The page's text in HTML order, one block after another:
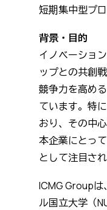
短期集中型プ
背景・目的
イノベーショ
ップとの共創
競争力を高め
ています。特
おり、その中
本企業にとっ
として注目さ
ICMG Groupは
ル国立大学（